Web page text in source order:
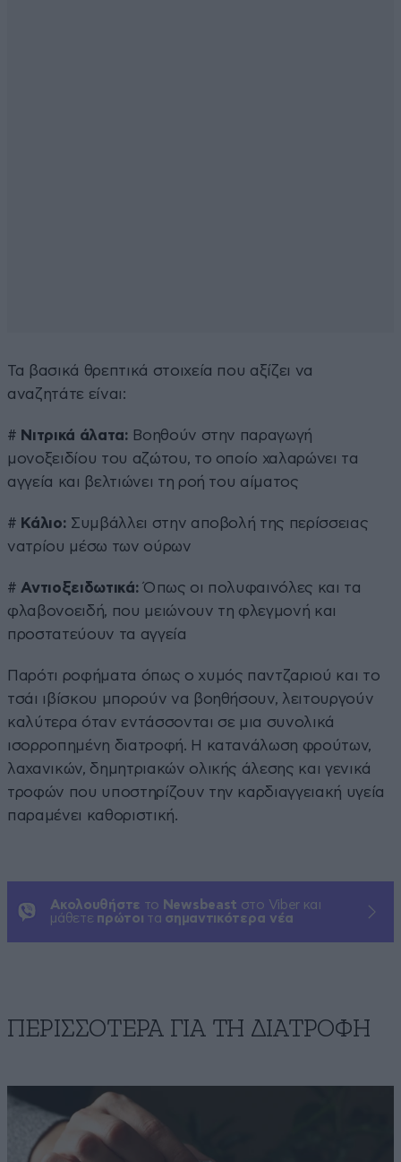
Τα βασικά θρεπτικά στοιχεία που αξίζει να
αναζητάτε είναι:
# Νιτρικά άλατα: Βοηθούν στην παραγωγή
μονοξειδίου του αζώτου, το οποίο χαλαρώνει τα
αγγεία και βελτιώνει τη ροή του αίματος
# Κάλιο: Συμβάλλει στην αποβολή της περίσσειας
νατρίου μέσω των ούρων
# Αντιοξειδωτικά: Όπως οι πολυφαινόλες και τα
φλαβονοειδή, που μειώνουν τη φλεγμονή και
προστατεύουν τα αγγεία
Παρότι ροφήματα όπως ο χυμός παντζαριού και το
τσάι ιβίσκου μπορούν να βοηθήσουν, λειτουργούν
καλύτερα όταν εντάσσονται σε μια συνολικά
ισορροπημένη διατροφή. Η κατανάλωση φρούτων,
λαχανικών, δημητριακών ολικής άλεσης και γενικά
τροφών που υποστηρίζουν την καρδιαγγειακή υγεία
παραμένει καθοριστική.
Ακολουθήστε το Newsbeast στο Viber και
μάθετε πρώτοι τα σημαντικότερα νέα
ΠΕΡΙΣΣΟΤΕΡΑ ΓΙΑ ΤΗ ΔΙΑΤΡΟΦΗ